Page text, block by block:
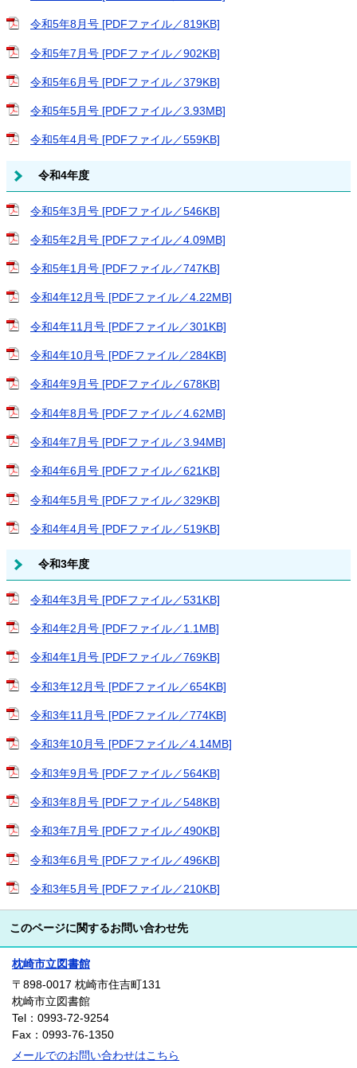
令和5年8月号 [PDFファイル／819KB]
令和5年7月号 [PDFファイル／902KB]
令和5年6月号 [PDFファイル／379KB]
令和5年5月号 [PDFファイル／3.93MB]
令和5年4月号 [PDFファイル／559KB]
令和4年度
令和5年3月号 [PDFファイル／546KB]
令和5年2月号 [PDFファイル／4.09MB]
令和5年1月号 [PDFファイル／747KB]
令和4年12月号 [PDFファイル／4.22MB]
令和4年11月号 [PDFファイル／301KB]
令和4年10月号 [PDFファイル／284KB]
令和4年9月号 [PDFファイル／678KB]
令和4年8月号 [PDFファイル／4.62MB]
令和4年7月号 [PDFファイル／3.94MB]
令和4年6月号 [PDFファイル／621KB]
令和4年5月号 [PDFファイル／329KB]
令和4年4月号 [PDFファイル／519KB]
令和3年度
令和4年3月号 [PDFファイル／531KB]
令和4年2月号 [PDFファイル／1.1MB]
令和4年1月号 [PDFファイル／769KB]
令和3年12月号 [PDFファイル／654KB]
令和3年11月号 [PDFファイル／774KB]
令和3年10月号 [PDFファイル／4.14MB]
令和3年9月号 [PDFファイル／564KB]
令和3年8月号 [PDFファイル／548KB]
令和3年7月号 [PDFファイル／490KB]
令和3年6月号 [PDFファイル／496KB]
令和3年5月号 [PDFファイル／210KB]
このページに関するお問い合わせ先
枕崎市立図書館
〒898-0017 枕崎市住吉町131
枕崎市立図書館
Tel：0993-72-9254
Fax：0993-76-1350
メールでのお問い合わせはこちら